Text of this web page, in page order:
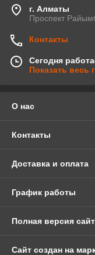
г. Алматы
Проспект
Контакты
Сегодня
Показать весь
О нас
Контакты
Доставка и оплата
График работы
Полная версия
Сайт создан на